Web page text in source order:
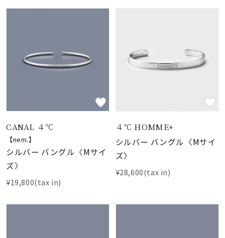
CANAL ４℃
【nem.】
シルバー バングル〈Mサイ
ズ〉
¥19,800(tax in)
４℃ HOMME+
シルバー バングル〈Mサイ
ズ〉
¥28,600(tax in)